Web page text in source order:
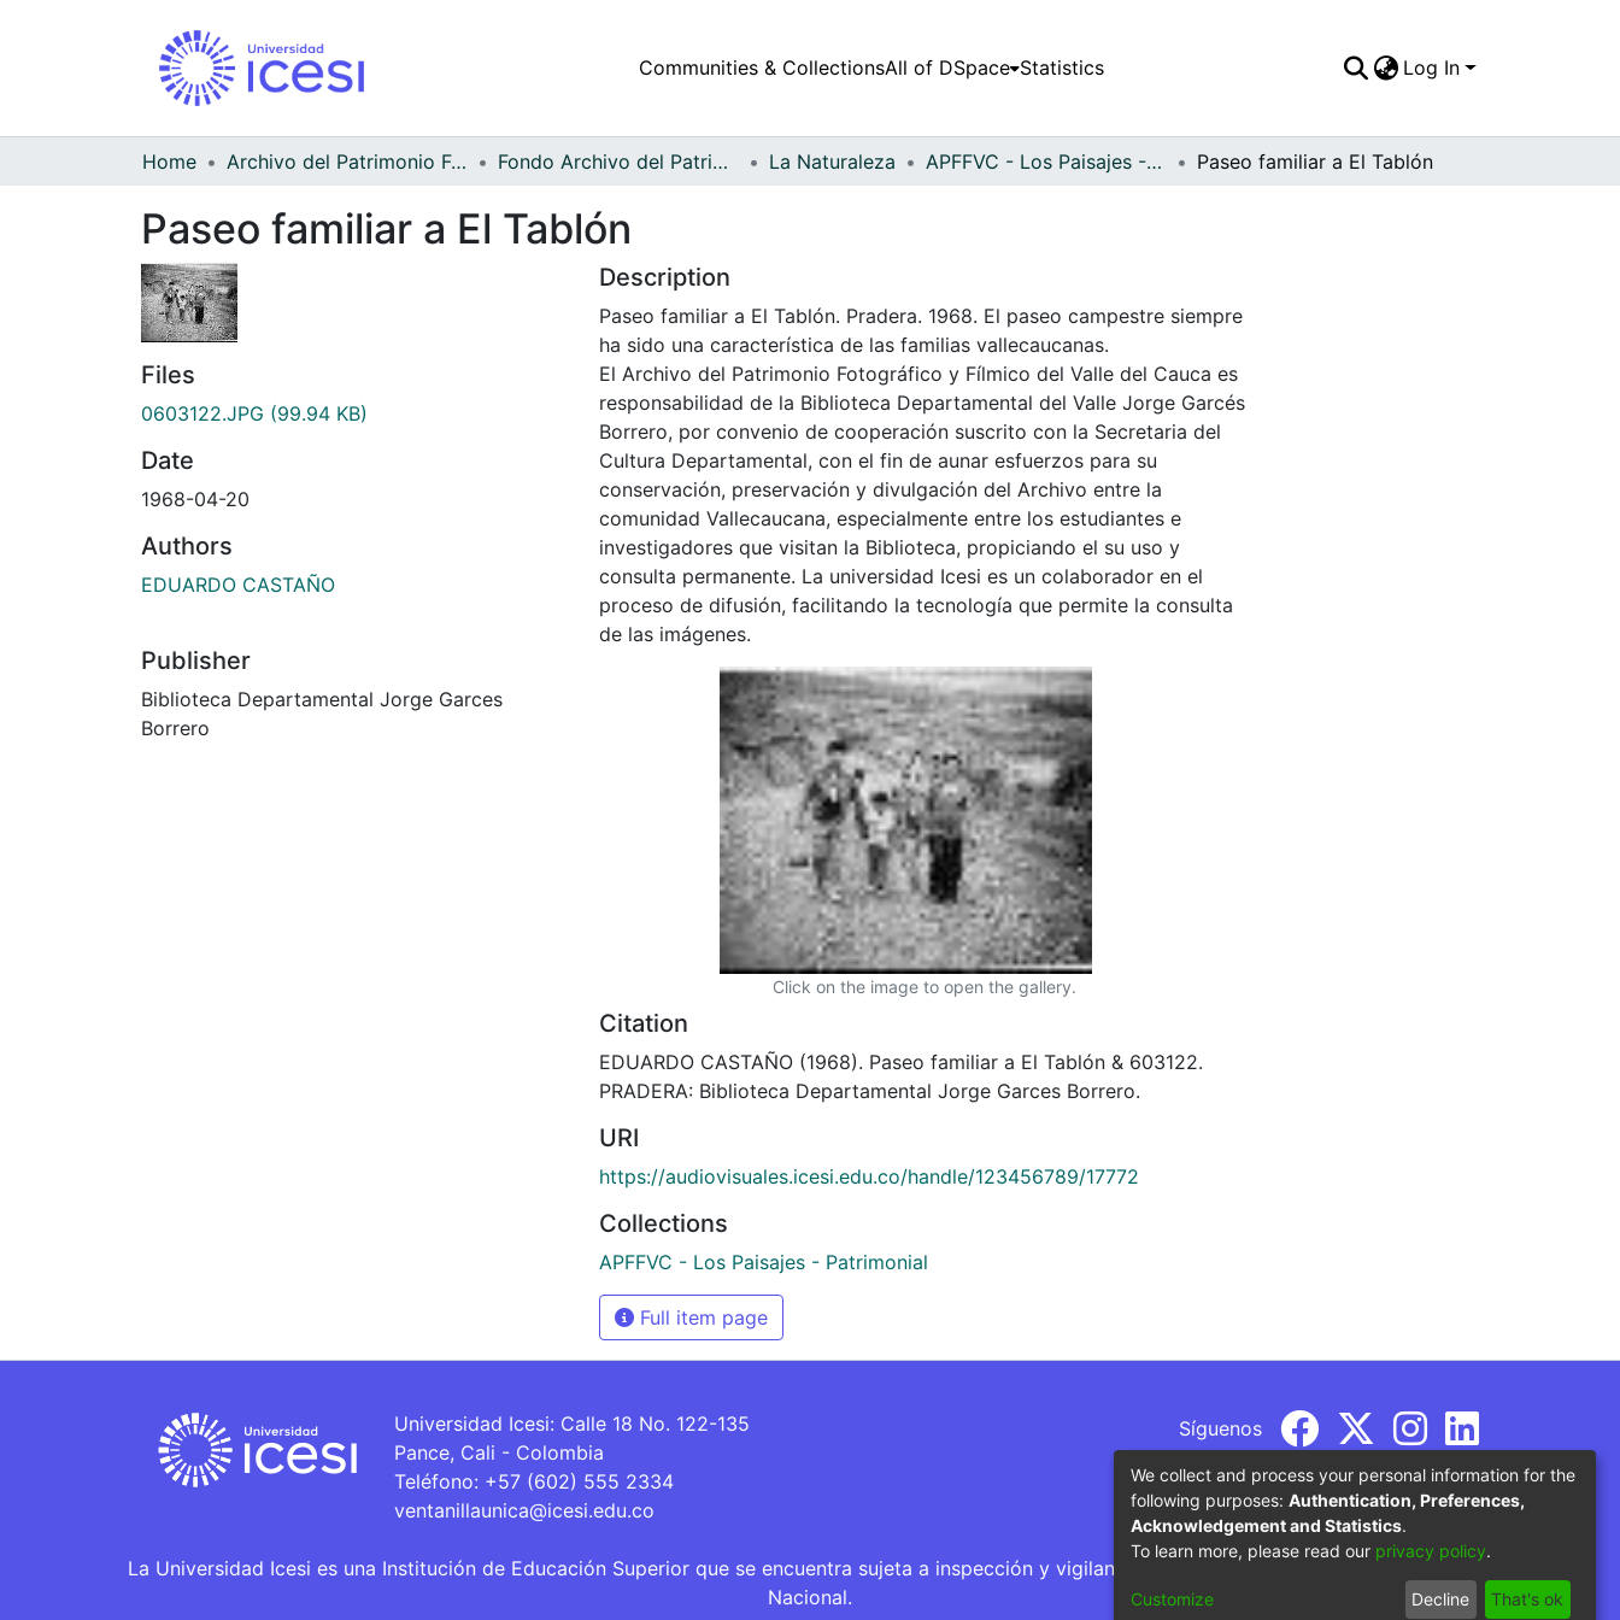
Communities & CollectionsAll of DSpace Statistics Log In
Home Archivo del Patrimonio Fotográfico y Fílmico del Valle del Cauca Fondo Archivo del Patrimonio Fotográfico y Fílmico del Valle del Cauca La Naturaleza APFFVC - Los Paisajes - Patrimonial Paseo familiar a El Tablón
Paseo familiar a El Tablón
Files
0603122.JPG (99.94 KB)
Date
1968-04-20
Authors
EDUARDO CASTAÑO
Publisher
Biblioteca Departamental Jorge Garces
Borrero
Description
Paseo familiar a El Tablón. Pradera. 1968. El paseo campestre siempre
ha sido una característica de las familias vallecaucanas.
El Archivo del Patrimonio Fotográfico y Fílmico del Valle del Cauca es
responsabilidad de la Biblioteca Departamental del Valle Jorge Garcés
Borrero, por convenio de cooperación suscrito con la Secretaria del
Cultura Departamental, con el fin de aunar esfuerzos para su
conservación, preservación y divulgación del Archivo entre la
comunidad Vallecaucana, especialmente entre los estudiantes e
investigadores que visitan la Biblioteca, propiciando el su uso y
consulta permanente. La universidad Icesi es un colaborador en el
proceso de difusión, facilitando la tecnología que permite la consulta
de las imágenes.
Click on the image to open the gallery.
Citation
EDUARDO CASTAÑO (1968). Paseo familiar a El Tablón & 603122.
PRADERA: Biblioteca Departamental Jorge Garces Borrero.
URI
https://audiovisuales.icesi.edu.co/handle/123456789/17772
Collections
APFFVC - Los Paisajes - Patrimonial
Full item page
Universidad Icesi: Calle 18 No. 122-135
Pance, Cali - Colombia
Teléfono: +57 (602) 555 2334
ventanillaunica@icesi.edu.co
Síguenos
La Universidad Icesi es una Institución de Educación Superior que se encuentra sujeta a inspección y vigilancia por parte del Ministerio de Educación
Nacional.
We collect and process your personal information for the
following purposes: Authentication, Preferences,
Acknowledgement and Statistics.
To learn more, please read our privacy policy.
Customize Decline That's ok